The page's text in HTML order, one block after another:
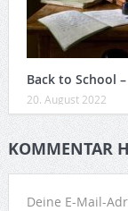
Back to School
20. August 2022
KOMMENTAR
Deine E-Mail-